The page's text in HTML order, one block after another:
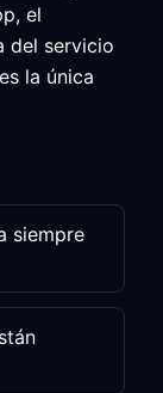
el
del servicio
la única
siempre